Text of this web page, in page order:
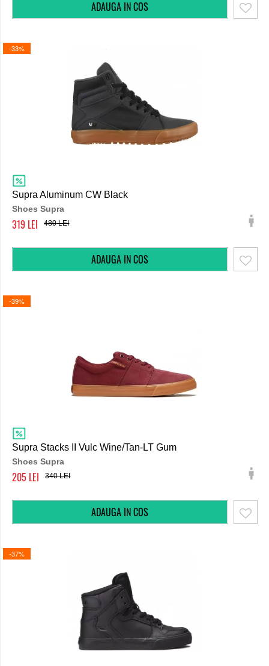
-33%
Supra Aluminum CW Black
Shoes Supra
319 480
-39%
Supra Stacks II Vulc Wine/Tan-LT Gum
Shoes Supra
205 340
-37%